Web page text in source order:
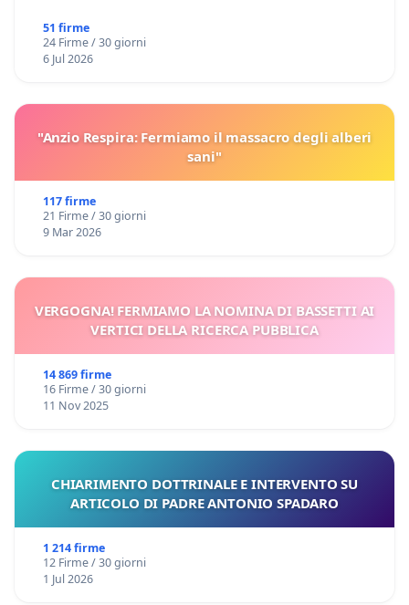
51 firme
24 Firme / 30 giorni
6 Jul 2026
"Anzio Respira: Fermiamo il massacro degli alberi
sani"
117 firme
21 Firme / 30 giorni
9 Mar 2026
VERGOGNA! FERMIAMO LA NOMINA DI BASSETTI AI
VERTICI DELLA RICERCA PUBBLICA
14 869 firme
16 Firme / 30 giorni
11 Nov 2025
CHIARIMENTO DOTTRINALE E INTERVENTO SU
ARTICOLO DI PADRE ANTONIO SPADARO
1 214 firme
12 Firme / 30 giorni
1 Jul 2026